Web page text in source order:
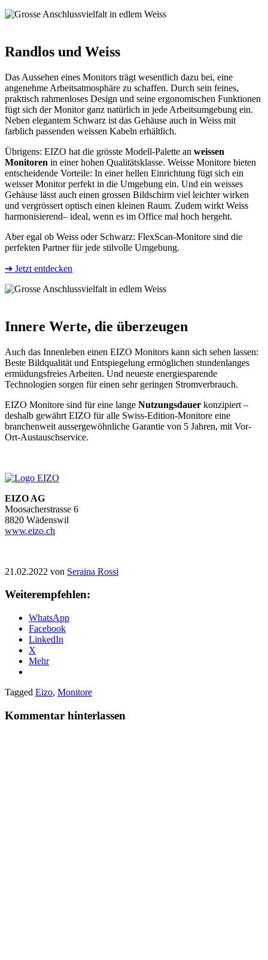
Randlos und Weiss
Das Aussehen eines Monitors trägt wesentlich dazu bei, eine
angenehme Arbeitsatmosphäre zu schaffen. Durch sein feines,
praktisch rahmenloses Design und seine ergonomischen Funktionen
fügt sich der Monitor ganz natürlich in jede Arbeitsumgebung ein.
Neben elegantem Schwarz ist das Gehäuse auch in Weiss mit
farblich passenden weissen Kabeln erhältlich.
Übrigens: EIZO hat die grösste Modell-Palette an weissen
Monitoren in einer hohen Qualitätsklasse. Weisse Monitore bieten
entscheidende Vorteile: In einer hellen Einrichtung fügt sich ein
weisser Monitor perfekt in die Umgebung ein. Und ein weisses
Gehäuse lässt auch einen grossen Bildschirm viel leichter wirken
und vergrössert optisch einen kleinen Raum. Zudem wirkt Weiss
harmonisierend– ideal, wenn es im Office mal hoch hergeht.
Aber egal ob Weiss oder Schwarz: FlexScan-Monitore sind die
perfekten Partner für jede stilvolle Umgebung.
➔ Jetzt entdecken
Innere Werte, die überzeugen
Auch das Innenleben einen EIZO Monitors kann sich sehen lassen:
Beste Bildqualität und Entspiegelung ermöglichen stundenlanges
ermüdungsfreies Arbeiten. Und neueste energiesparende
Technologien sorgen für einen sehr geringen Stromverbrauch.
EIZO Monitore sind für eine lange Nutzungsdauer konzipiert –
deshalb gewährt EIZO für alle Swiss-Edition-Monitore eine
branchenweit aussergewöhnliche Garantie von 5 Jahren, mit Vor-
Ort-Austauschservice.
EIZO AG
Moosacherstrasse 6
8820 Wädenswil
www.eizo.ch
21.02.2022 von Seraina Rossi
Weiterempfehlen:
WhatsApp
Facebook
LinkedIn
X
Mehr
Tagged Eizo, Monitore
Kommentar hinterlassen